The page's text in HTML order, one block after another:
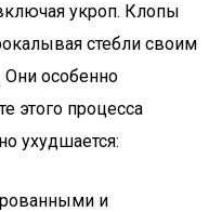
укроп. Клопы
стебли своим
особенно
этого процесса
ухудшается:
и